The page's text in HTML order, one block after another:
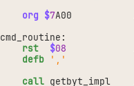
org $7A00
cmd_routine:
rst
$08
defb
','
call getbyt_impl